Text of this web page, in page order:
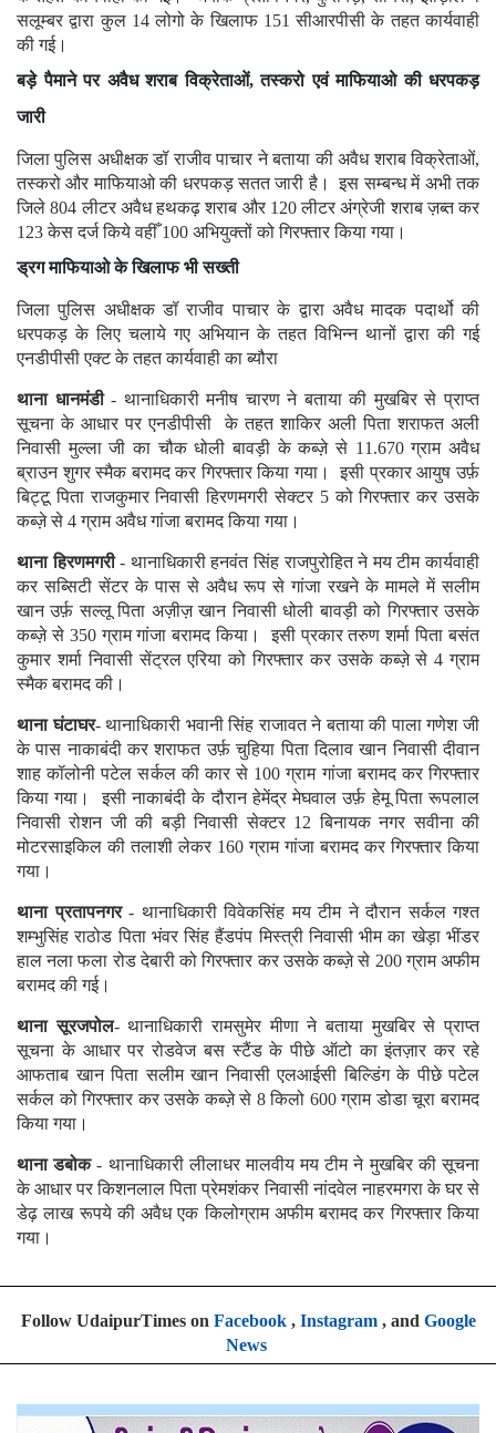
सलूम्बर द्वारा कुल 14 लोगो के खिलाफ 151 सीआरपीसी के तहत कार्यवाही
की गई।
बड़े पैमाने पर अवैध शराब विक्रेताओं, तस्करो एवं माफियाओ की धरपकड़
जारी
जिला पुलिस अधीक्षक डॉ राजीव पाचार ने बताया की अवैध शराब विक्रेताओं,
तस्करो और माफियाओ की धरपकड़ सतत जारी है। इस सम्बन्ध में अभी तक
जिले 804 लीटर अवैध हथकढ़ शराब और 120 लीटर अंग्रेजी शराब ज़ब्त कर
123 केस दर्ज किये वहीँ 100 अभियुक्तों को गिरफ्तार किया गया।
ड्रग माफियाओ के खिलाफ भी सख्ती
जिला पुलिस अधीक्षक डॉ राजीव पाचार के द्वारा अवैध मादक पदार्थो की
धरपकड़ के लिए चलाये गए अभियान के तहत विभिन्न थानों द्वारा की गई
एनडीपीसी एक्ट के तहत कार्यवाही का ब्यौरा
थाना धानमंडी- थानाधिकारी मनीष चारण ने बताया की मुखबिर से प्राप्त
सूचना के आधार पर एनडीपीसी के तहत शाकिर अली पिता शराफत अली
निवासी मुल्ला जी का चौक धोली बावड़ी के कब्ज़े से 11.670 ग्राम अवैध
ब्राउन शुगर स्मैक बरामद कर गिरफ्तार किया गया। इसी प्रकार आयुष उर्फ़
बिट्टू पिता राजकुमार निवासी हिरणमगरी सेक्टर 5 को गिरफ्तार कर उसके
कब्ज़े से 4 ग्राम अवैध गांजा बरामद किया गया।
थाना हिरणमगरी- थानाधिकारी हनवंत सिंह राजपुरोहित ने मय टीम कार्यवाही
कर सब्सिटी सेंटर के पास से अवैध रूप से गांजा रखने के मामले में सलीम
खान उर्फ़ सल्लू पिता अज़ीज़ खान निवासी धोली बावड़ी को गिरफ्तार उसके
कब्ज़े से 350 ग्राम गांजा बरामद किया। इसी प्रकार तरुण शर्मा पिता बसंत
कुमार शर्मा निवासी सेंट्रल एरिया को गिरफ्तार कर उसके कब्ज़े से 4 ग्राम
स्मैक बरामद की।
थाना घंटाघर- थानाधिकारी भवानी सिंह राजावत ने बताया की पाला गणेश जी
के पास नाकाबंदी कर शराफत उर्फ़ चुहिया पिता दिलाव खान निवासी दीवान
शाह कॉलोनी पटेल सर्कल की कार से 100 ग्राम गांजा बरामद कर गिरफ्तार
किया गया। इसी नाकाबंदी के दौरान हेमेंद्र मेघवाल उर्फ़ हेमू पिता रूपलाल
निवासी रोशन जी की बड़ी निवासी सेक्टर 12 बिनायक नगर सवीना की
मोटरसाइकिल की तलाशी लेकर 160 ग्राम गांजा बरामद कर गिरफ्तार किया
गया।
थाना प्रतापनगर- थानाधिकारी विवेकसिंह मय टीम ने दौरान सर्कल गश्त
शम्भुसिंह राठोड पिता भंवर सिंह हैंडपंप मिस्त्री निवासी भीम का खेड़ा भींडर
हाल नला फला रोड देबारी को गिरफ्तार कर उसके कब्ज़े से 200 ग्राम अफीम
बरामद की गई।
थाना सूरजपोल- थानाधिकारी रामसुमेर मीणा ने बताया मुखबिर से प्राप्त
सूचना के आधार पर रोडवेज बस स्टैंड के पीछे ऑटो का इंतज़ार कर रहे
आफताब खान पिता सलीम खान निवासी एलआईसी बिल्डिंग के पीछे पटेल
सर्कल को गिरफ्तार कर उसके कब्ज़े से 8 किलो 600 ग्राम डोडा चूरा बरामद
किया गया।
थाना डबोक- थानाधिकारी लीलाधर मालवीय मय टीम ने मुखबिर की सूचना
के आधार पर किशनलाल पिता प्रेमशंकर निवासी नांदवेल नाहरमगरा के घर से
डेढ़ लाख रूपये की अवैध एक किलोग्राम अफीम बरामद कर गिरफ्तार किया
गया।
Follow UdaipurTimes on Facebook, Instagram, and Google
News